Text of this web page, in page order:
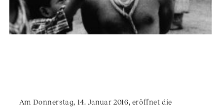
Am Donnerstag, 14. Januar 2016, eröffnet die